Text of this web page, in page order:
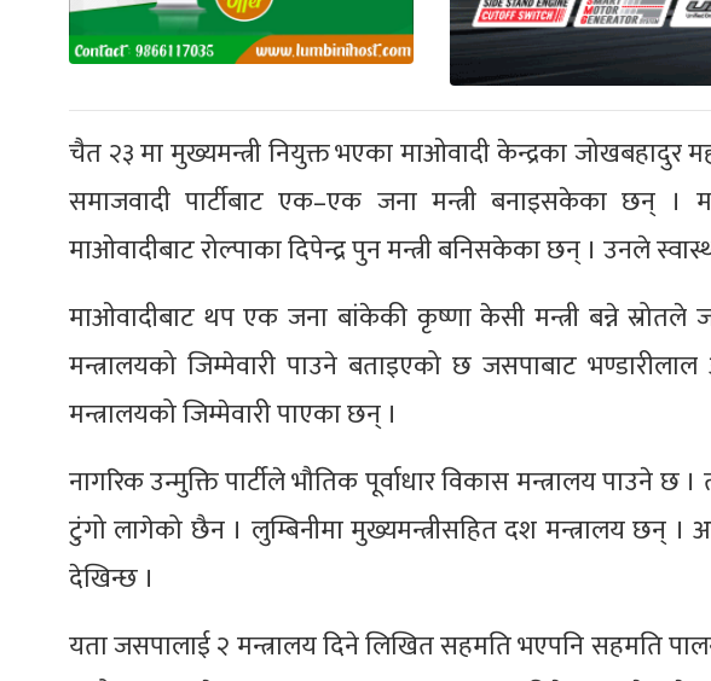
चैत २३ मा मुख्यमन्त्री नियुक्त भएका माओवादी केन्द्रका जोखबहादुर
समाजवादी पार्टीबाट एक–एक जना मन्त्री बनाइसकेका छन्
माओवादीबाट रोल्पाका दिपेन्द्र पुन मन्त्री बनिसकेका छन् । उनले
माओवादीबाट थप एक जना बांकेकी कृष्णा केसी मन्त्री बन्ने
मन्त्रालयको जिम्मेवारी पाउने बताइएको छ जसपाबाट
मन्त्रालयको जिम्मेवारी पाएका छन् ।
नागरिक उन्मुक्ति पार्टीले भौतिक पूर्वाधार विकास मन्त्रालय पाउने
टुंगो लागेको छैन । लुम्बिनीमा मुख्यमन्त्रीसहित दश मन्त्रालय छन् ।
देखिन्छ ।
यता जसपालाई २ मन्त्रालय दिने लिखित सहमति भएपनि सहमति